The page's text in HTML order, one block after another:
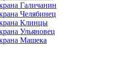
Галичанин
Челябинец
Клинцы
Ульяновец
Машека